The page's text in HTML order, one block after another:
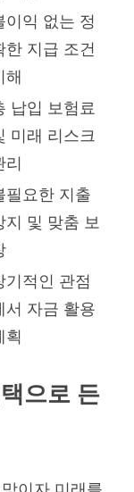
이익 없는 정
한 지급 조건
해
납입 보험료
미래 리스크
리
필요한 지출
지 및 맞춤 보
기적인 관점
서 자금 활용
획
으로 든